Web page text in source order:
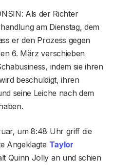
Als der Richter
am Dienstag, dem
er den Prozess gegen
6. März verschieben
indem sie ihren
beschuldigt, ihren
seine Leiche nach dem
um 8:48 Uhr griff die
Angeklagte Taylor
Quinn Jolly an und schien